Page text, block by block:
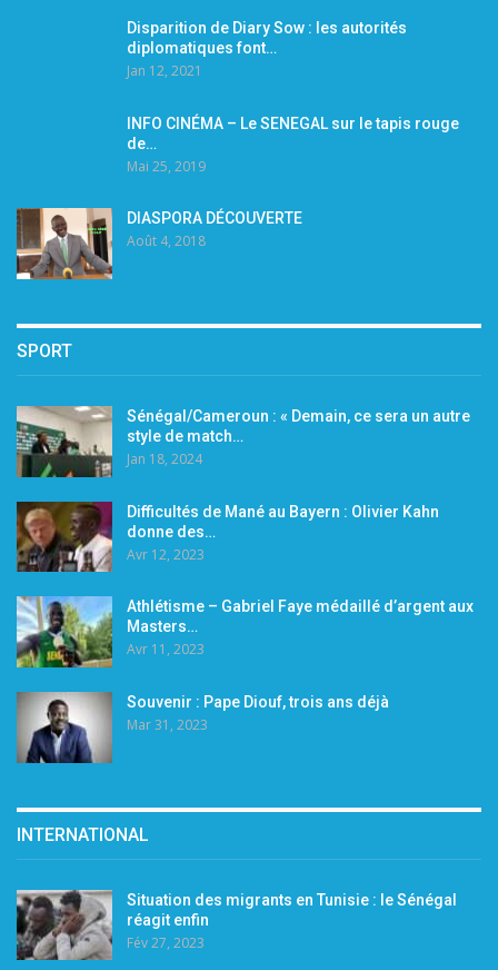
Disparition de Diary Sow : les autorités
diplomatiques font…
Jan 12, 2021
INFO CINÉMA – Le SENEGAL sur le tapis rouge
de…
Mai 25, 2019
DIASPORA DÉCOUVERTE
Août 4, 2018
SPORT
Sénégal/Cameroun : « Demain, ce sera un autre
style de match…
Jan 18, 2024
Difficultés de Mané au Bayern : Olivier Kahn
donne des…
Avr 12, 2023
Athlétisme – Gabriel Faye médaillé d’argent aux
Masters…
Avr 11, 2023
Souvenir : Pape Diouf, trois ans déjà
Mar 31, 2023
INTERNATIONAL
Situation des migrants en Tunisie : le Sénégal
réagit enfin
Fév 27, 2023